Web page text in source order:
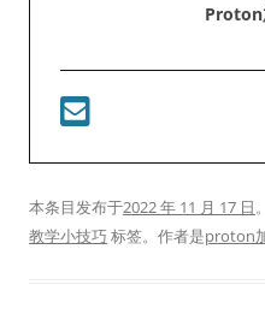
Proton
本条目发布于2022 年 11 月 17 日
教学小技巧标签。 作者是proton